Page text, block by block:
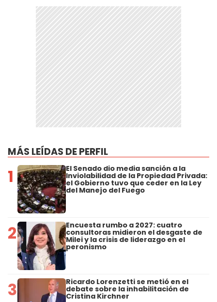
MÁS LEÍDAS DE PERFIL
1 El Senado dio media sanción a la
Inviolabilidad de la Propiedad Privada:
el Gobierno tuvo que ceder en la Ley
del Manejo del Fuego
2 Encuesta rumbo a 2027: cuatro
consultoras midieron el desgaste de
Milei y la crisis de liderazgo en el
peronismo
3 Ricardo Lorenzetti se metió en el
debate sobre la inhabilitación de
Cristina Kirchner